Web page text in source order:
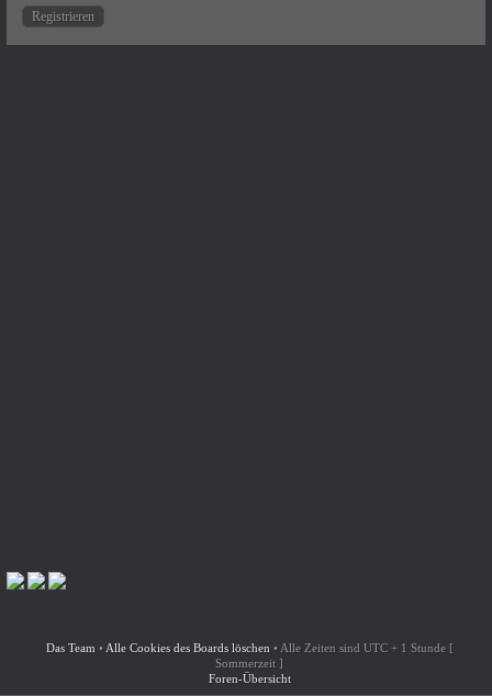
Registrieren
Das Team • Alle Cookies des Boards löschen • Alle Zeiten sind UTC + 1 Stunde [
Sommerzeit ]
Foren-Übersicht